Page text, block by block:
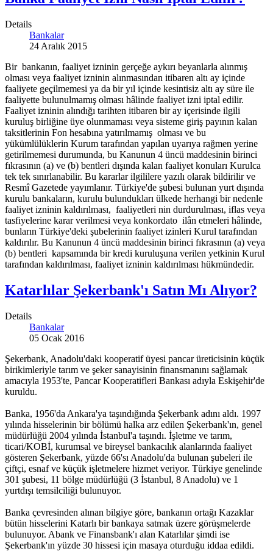
Details
Bankalar
24 Aralık 2015
Bir bankanın, faaliyet izninin gerçeğe aykırı beyanlarla alınmış
olması veya faaliyet izninin alınmasından itibaren altı ay içinde
faaliyete geçilmemesi ya da bir yıl içinde kesintisiz altı ay süre ile
faaliyette bulunulmamış olması hâlinde faaliyet izni iptal edilir.
Faaliyet izninin alındığı tarihten itibaren bir ay içerisinde ilgili
kuruluş birliğine üye olunmaması veya sisteme giriş payının kalan
taksitlerinin Fon hesabına yatırılmamış olması ve bu
yükümlülüklerin Kurum tarafından yapılan uyarıya rağmen yerine
getirilmemesi durumunda, bu Kanunun 4 üncü maddesinin birinci
fıkrasının (a) ve (b) bentleri dışında kalan faaliyet konuları Kurulca
tek tek sınırlanabilir. Bu kararlar ilgililere yazılı olarak bildirilir ve
Resmî Gazetede yayımlanır. Türkiye'de şubesi bulunan yurt dışında
kurulu bankaların, kurulu bulundukları ülkede herhangi bir nedenle
faaliyet izninin kaldırılması, faaliyetleri nin durdurulması, iflas veya
tasfiyelerine karar verilmesi veya konkordato ilân etmeleri hâlinde,
bunların Türkiye'deki şubelerinin faaliyet izinleri Kurul tarafından
kaldırılır. Bu Kanunun 4 üncü maddesinin birinci fıkrasının (a) veya
(b) bentleri kapsamında bir kredi kuruluşuna verilen yetkinin Kurul
tarafından kaldırılması, faaliyet izninin kaldırılması hükmündedir.
Katarlılar Şekerbank'ı Satın Mı Alıyor?
Details
Bankalar
05 Ocak 2016
Şekerbank, Anadolu'daki kooperatif üyesi pancar üreticisinin küçük
birikimleriyle tarım ve şeker sanayisinin finansmanını sağlamak
amacıyla 1953'te, Pancar Kooperatifleri Bankası adıyla Eskişehir'de
kuruldu.
Banka, 1956'da Ankara'ya taşındığında Şekerbank adını aldı. 1997
yılında hisselerinin bir bölümü halka arz edilen Şekerbank'ın, genel
müdürlüğü 2004 yılında İstanbul'a taşındı. İşletme ve tarım,
ticari/KOBİ, kurumsal ve bireysel bankacılık alanlarında faaliyet
gösteren Şekerbank, yüzde 66'sı Anadolu'da bulunan şubeleri ile
çiftçi, esnaf ve küçük işletmelere hizmet veriyor. Türkiye genelinde
301 şubesi, 11 bölge müdürlüğü (3 İstanbul, 8 Anadolu) ve 1
yurtdışı temsilciliği bulunuyor.
Banka çevresinden alınan bilgiye göre, bankanın ortağı Kazaklar
bütün hisselerini Katarlı bir bankaya satmak üzere görüşmelerde
bulunuyor. Abank ve Finansbank'ı alan Katarlılar şimdi ise
Şekerbank'ın yüzde 30 hissesi için masaya oturduğu iddaa edildi.